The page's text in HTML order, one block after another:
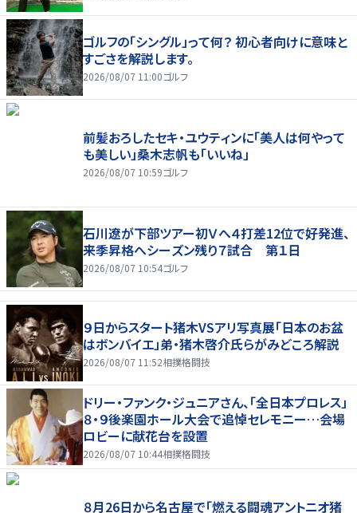
ゴルフの「シングル」って何？ 初心者向けに意味と
すごさを解説します。
2026/08/07 11:00ゴルフ
前髪おろしたセキ・ユウティンに「美人は何やって
も美しい」桑木志帆も「いいね」
2026/08/07 10:59ゴルフ
石川遼が下部ツアー初Ｖへ４打差12位で好発進、
来季昇格へシーズン残り７試合 第１日
2026/08/07 10:54ゴルフ
９日からスタート猪木VSアリ写真展「日本のお盆
はボンバイエ」弟・猪木啓介氏らがみどころ解説
2026/08/07 11:52相撲格闘技
ドリー・ファンク・ジュニアさん、「全日本プロレス」
８・９後楽園ホール大会で追悼セレモニー…会場
ロビーに献花台を設置
2026/08/07 10:44相撲格闘技
８月26日から名古屋で「燃える闘魂アントニオ猪